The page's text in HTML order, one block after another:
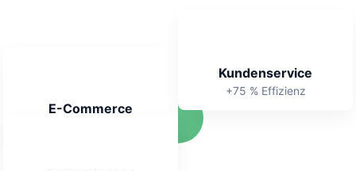
E-Commerce
Kundenservice
+75 % Effizienz